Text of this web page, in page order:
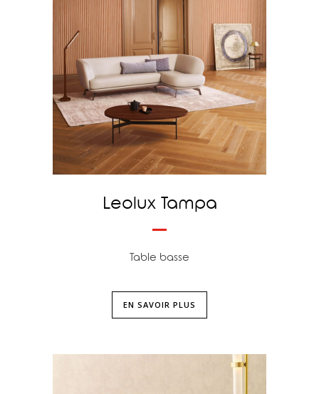
Leolux Tampa
Table basse
EN SAVOIR PLUS